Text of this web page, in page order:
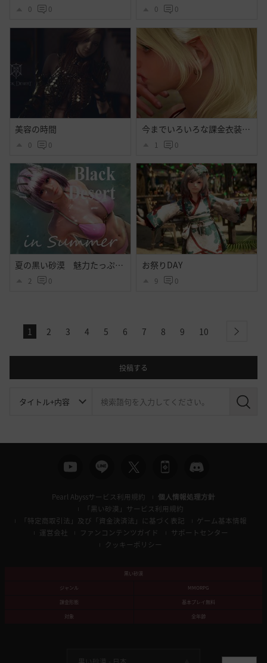
0 0 0 0
美容の時間
0 0
今までいろいろな課金衣装出てそれなりに好きだったけど今回程心奪われた衣装はなかったよ・・大好きだよシトラス・・ハイセンス過ぎるよ黒砂漠☝️ぃえーぃ！
1 0
夏の黒い砂漠 魅力たっぷりシトラス衣装のｓｓ その２
2 0
お祭りDAY
9 0
1 2 3 4 5 6 7 8 9 10 next
投稿する
検
Pearl Abyssサービス利用規約
個人情報処理方針
「黒い砂漠」サービス利用規約
「特定商取引法」及び「資金決済法」に基づく表記
ゲーム基本情報
運営会社
ファンコンテンツガイド
サポートセンター
クッキーポリシー
黒い砂漠
ジャンル
MMORPG
課金形態
基本プレイ無料
対象
全年齢